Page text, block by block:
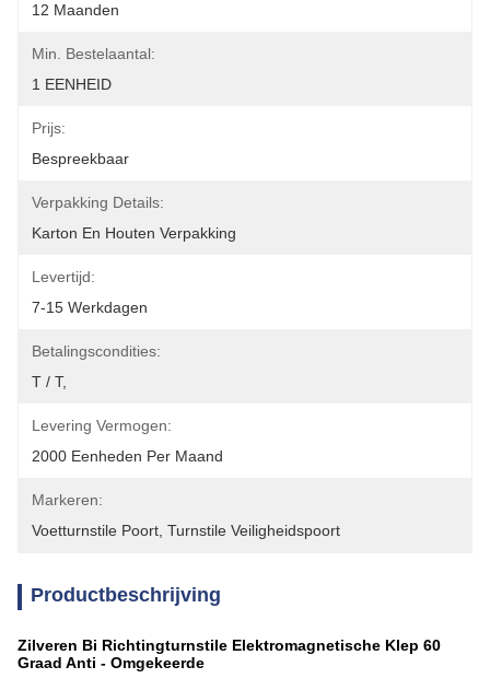
12 Maanden
Min. Bestelaantal:
1 EENHEID
Prijs:
Bespreekbaar
Verpakking Details:
Karton En Houten Verpakking
Levertijd:
7-15 Werkdagen
Betalingscondities:
T / T,
Levering Vermogen:
2000 Eenheden Per Maand
Markeren:
Voetturnstile Poort Turnstile Veiligheidspoort
Productbeschrijving
Zilveren Bi Richtingturnstile Elektromagnetische Klep 60
Graad Anti - Omgekeerde